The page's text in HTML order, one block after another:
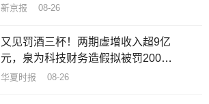
新京报 08-26
又见罚酒三杯！两期虚增收入超9亿
元，泉为科技财务造假拟被罚200万
元
华夏时报 08-26